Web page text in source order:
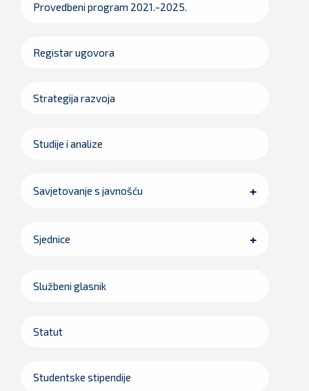
Provedbeni program 2021.-2025.
Registar ugovora
Strategija razvoja
Studije i analize
Savjetovanje s javnošću
Sjednice
Službeni glasnik
Statut
Studentske stipendije